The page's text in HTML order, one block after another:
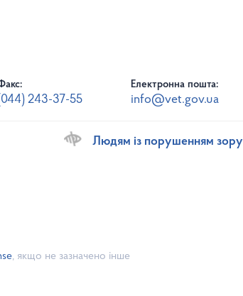
243-37-55
Електронна пошта:
info@vet.gov.ua
Людям із порушенням зору
, якщо не зазначено інше